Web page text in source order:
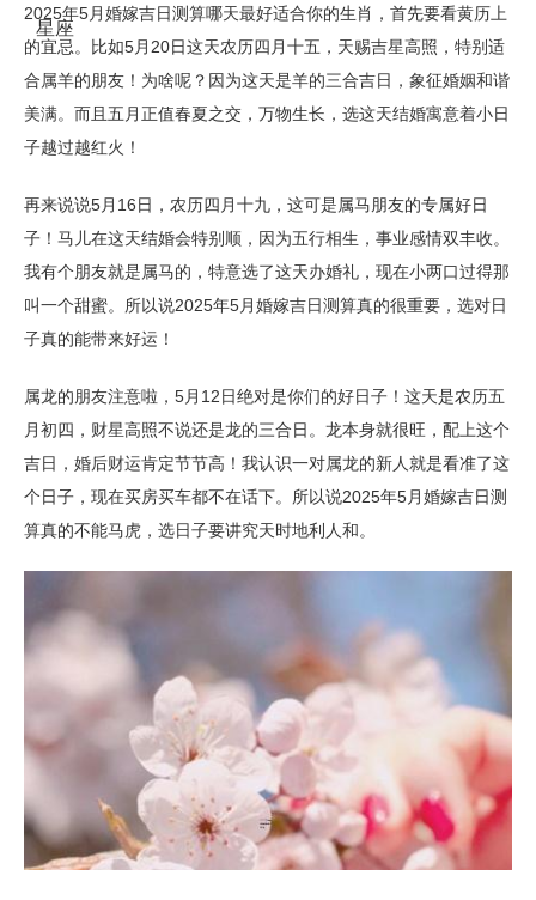
星座
2025年5月婚嫁吉日测算哪天最好适合你的生肖，首先要看黄历上
的宜忌。比如5月20日这天农历四月十五，天赐吉星高照，特别适
合属羊的朋友！为啥呢？因为这天是羊的三合吉日，象征婚姻和谐
美满。而且五月正值春夏之交，万物生长，选这天结婚寓意着小日
子越过越红火！
再来说说5月16日，农历四月十九，这可是属马朋友的专属好日
子！马儿在这天结婚会特别顺，因为五行相生，事业感情双丰收。
我有个朋友就是属马的，特意选了这天办婚礼，现在小两口过得那
叫一个甜蜜。所以说2025年5月婚嫁吉日测算真的很重要，选对日
子真的能带来好运！
属龙的朋友注意啦，5月12日绝对是你们的好日子！这天是农历五
月初四，财星高照不说还是龙的三合日。龙本身就很旺，配上这个
吉日，婚后财运肯定节节高！我认识一对属龙的新人就是看准了这
个日子，现在买房买车都不在话下。所以说2025年5月婚嫁吉日测
算真的不能马虎，选日子要讲究天时地利人和。